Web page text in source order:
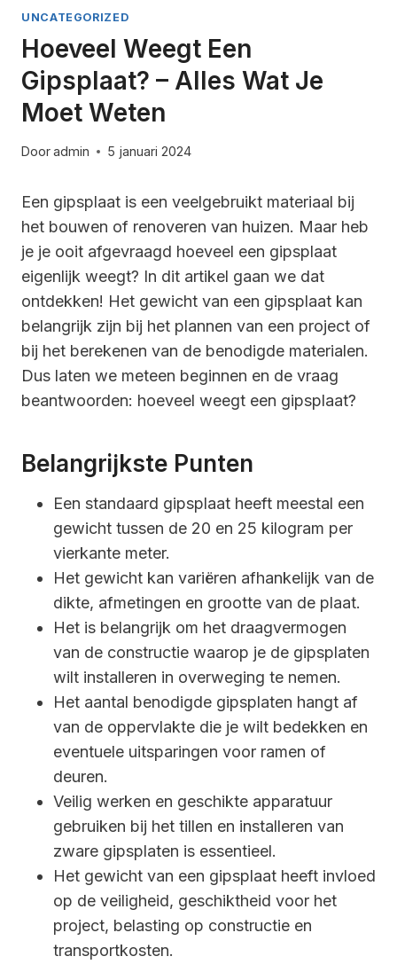
UNCATEGORIZED
Hoeveel Weegt Een
Gipsplaat? – Alles Wat Je
Moet Weten
Dooradmin 5 januari 2024
Een gipsplaat is een veelgebruikt materiaal bij
het bouwen of renoveren van huizen. Maar heb
je je ooit afgevraagd hoeveel een gipsplaat
eigenlijk weegt? In dit artikel gaan we dat
ontdekken! Het gewicht van een gipsplaat kan
belangrijk zijn bij het plannen van een project of
bij het berekenen van de benodigde materialen.
Dus laten we meteen beginnen en de vraag
beantwoorden: hoeveel weegt een gipsplaat?
Belangrijkste Punten
Een standaard gipsplaat heeft meestal een
gewicht tussen de 20 en 25 kilogram per
vierkante meter.
Het gewicht kan variëren afhankelijk van de
dikte, afmetingen en grootte van de plaat.
Het is belangrijk om het draagvermogen
van de constructie waarop je de gipsplaten
wilt installeren in overweging te nemen.
Het aantal benodigde gipsplaten hangt af
van de oppervlakte die je wilt bedekken en
eventuele uitsparingen voor ramen of
deuren.
Veilig werken en geschikte apparatuur
gebruiken bij het tillen en installeren van
zware gipsplaten is essentieel.
Het gewicht van een gipsplaat heeft invloed
op de veiligheid, geschiktheid voor het
project, belasting op constructie en
transportkosten.